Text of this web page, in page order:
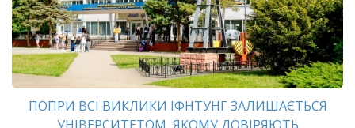
ПОПРИ ВСІ ВИКЛИКИ ІФНТУНГ ЗАЛИШАЄТЬСЯ